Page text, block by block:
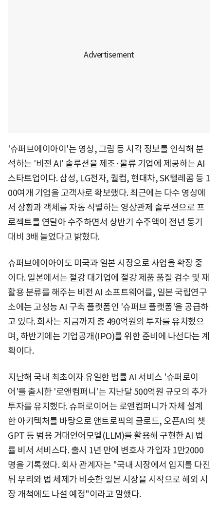
'슈퍼브에이아이'는 영상, 그림 등 시각 정보를 인식해 분
석하는 '비전 AI' 솔루션을 제조·물류 기업에 제공하는 AI
스타트업이다. 삼성, LG전자, 퀄컴, 현대차, SK텔레콤 등 1
00여개 기업을 고객사로 확보했다. 최근에는 다수 영상에
서 상황과 객체를 자동 식별하는 영상관제 솔루션으로 프
로젝트를 연달아 수주하면서 상반기 수주액이 전년 동기
대비 3배 늘었다고 밝혔다.
슈퍼브에이아이도 미국과 일본 시장으로 사업을 확장 중
이다. 일본에서는 철강 대기업에 철강 제품 품질 검수 및 재
활용 분류를 해주는 비전 AI 소프트웨어를, 일본 국립연구
소에는 고성능 AI 구축 플랫폼인 '슈퍼브 플랫폼'을 공급하
고 있다. 회사는 지금까지 총 490억원의 투자를 유치했으
며, 하반기에는 기업공개(IPO)를 위한 준비에 나선다는 계
획이다.
지난해 국내 최초이자 유일한 법률 AI 서비스 '슈퍼로이
어'를 출시한 '로앤컴퍼니'는 지난달 500억원 규모의 추가
투자를 유치했다. 슈퍼로이어는 로앤컴퍼니가 자체 설계
한 아키텍처를 바탕으로 앤트로픽의 클로드, 오픈AI의 챗
GPT 등 범용 거대언어모델(LLM)를 활용해 구현한 AI 법
률 비서 서비스다. 출시 1년 만에 변호사 가입자 1만2000
명을 기록했다. 회사 관계자는 "국내 시장에서 입지를 다진
뒤 우리와 법 체제가 비슷한 일본 시장을 시작으로 해외 시
장 개척에도 나설 예정"이라고 말했다.